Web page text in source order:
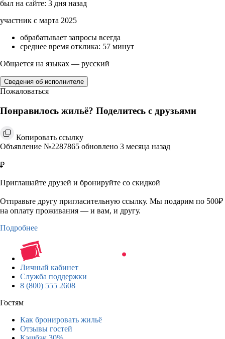
был на сайте: 3 дня назад
участник с марта 2025
обрабатывает запросы всегда
среднее время отклика: 57 минут
Общается на языках — русский
Сведения об исполнителе
Пожаловаться
Понравилось жильё? Поделитесь с друзьями
Копировать ссылку
Объявление №2287865 обновлено 3 месяца назад
₽
Приглашайте друзей и бронируйте со скидкой
Отправьте другу пригласительную ссылку. Мы подарим по 500₽
на оплату проживания — и вам, и другу.
Подробнее
Личный кабинет
Служба поддержки
8 (800) 555 2608
Гостям
Как бронировать жильё
Отзывы гостей